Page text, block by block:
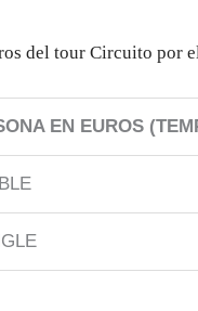
del tour Circuito por
EN EUROS